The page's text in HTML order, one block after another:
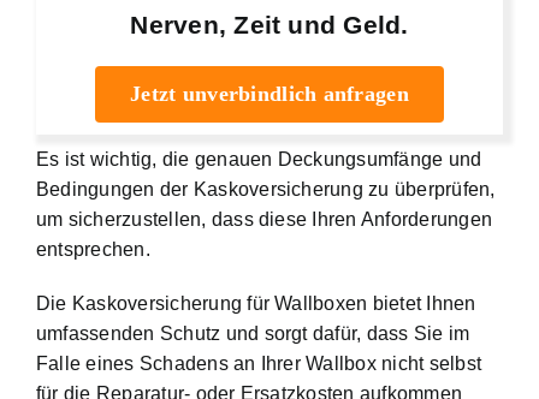
Nerven, Zeit und Geld.
Jetzt unverbindlich anfragen
Es ist wichtig, die genauen Deckungsumfänge und
Bedingungen der Kaskoversicherung zu überprüfen,
um sicherzustellen, dass diese Ihren Anforderungen
entsprechen.
Die Kaskoversicherung für Wallboxen bietet Ihnen
umfassenden Schutz und sorgt dafür, dass Sie im
Falle eines Schadens an Ihrer Wallbox nicht selbst
für die Reparatur- oder Ersatzkosten aufkommen